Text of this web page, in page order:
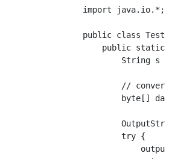
import java.io.*;
public class Test
public static
String s
//
byte[]
try {